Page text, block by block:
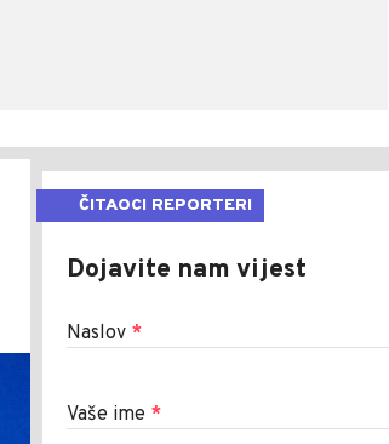
ČITAOCI REPORTERI
Dojavite nam vijest
Naslov *
Vaše ime *